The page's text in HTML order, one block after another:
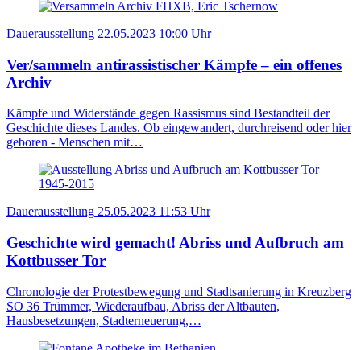
Dauerausstellung 22.05.2023 10:00 Uhr
Ver/sammeln antirassistischer Kämpfe – ein offenes
Archiv
Kämpfe und Widerstände gegen Rassismus sind Bestandteil der
Geschichte dieses Landes. Ob eingewandert, durchreisend oder hier
geboren - Menschen mit…
Dauerausstellung 25.05.2023 11:53 Uhr
Geschichte wird gemacht! Abriss und Aufbruch am
Kottbusser Tor
Chronologie der Protestbewegung und Stadtsanierung in Kreuzberg
SO 36 Trümmer, Wiederaufbau, Abriss der Altbauten,
Hausbesetzungen, Stadterneuerung,…